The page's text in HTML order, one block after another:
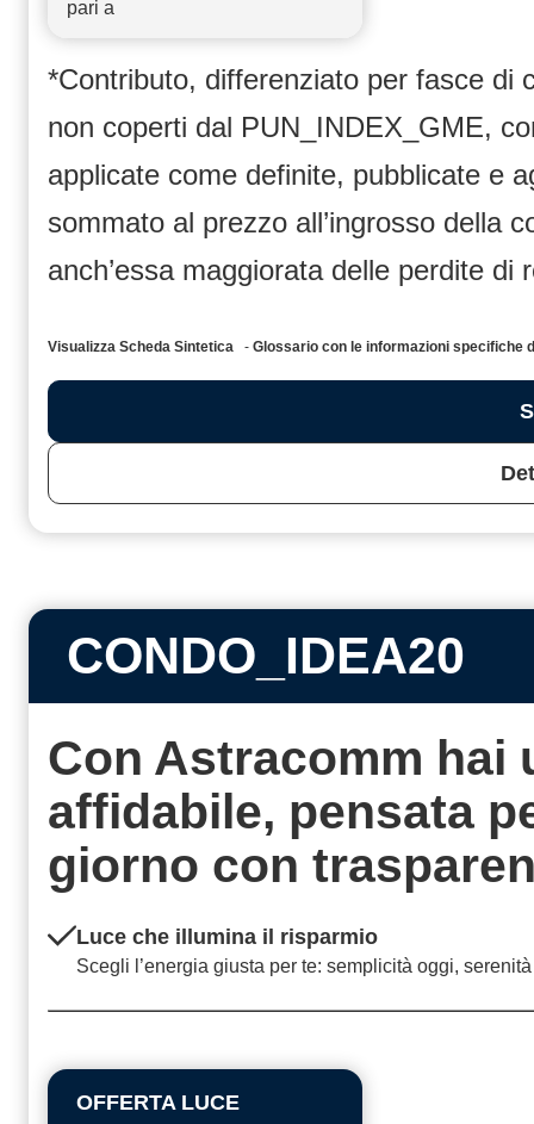
pari a
*Contributo, differenziato per fasce di
non coperti dal PUN_INDEX_GME,
applicate come definite, pubblicate e
sommato al prezzo all’ingrosso della
anch’essa maggiorata delle perdite di
Visualizza Scheda Sintetica - Glossario con le informazioni
CONDO_IDEA20
Con Astracomm hai
affidabile, pensata
giorno con
Luce che illumina il risparmio
Scegli l’energia giusta per te: semplicità oggi,
OFFERTA LUCE